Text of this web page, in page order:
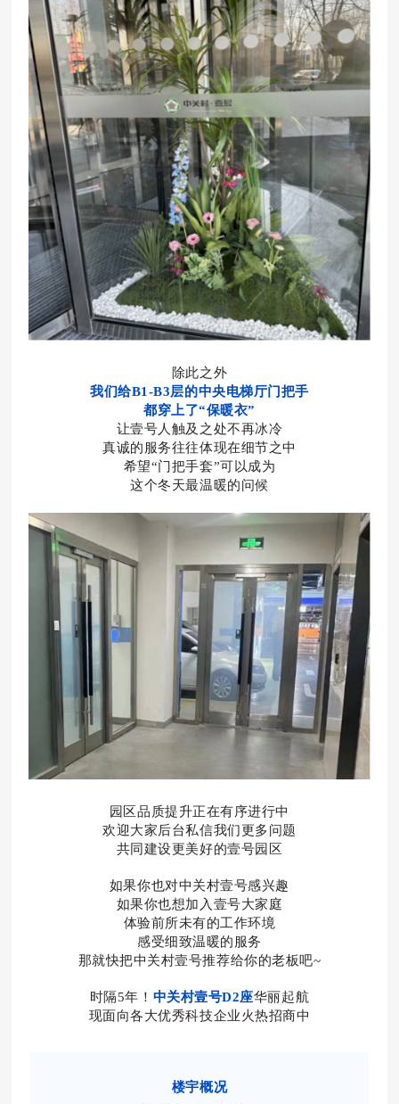
除此之外
我们给B1-B3层的中央电梯厅门把手
都穿上了“保暖衣”
让壹号人触及之处不再冰冷
真诚的服务往往体现在细节之中
希望“门把手套”可以成为
这个冬天最温暖的问候
园区品质提升正在有序进行中
欢迎大家后台私信我们更多问题
共同建设更美好的壹号园区
如果你也对中关村壹号感兴趣
如果你也想加入壹号大家庭
体验前所未有的工作环境
感受细致温暖的服务
那就快把中关村壹号推荐给你的老板吧~
时隔5年！ 中关村壹号D2座华丽起航
现面向各大优秀科技企业火热招商中
楼宇概况